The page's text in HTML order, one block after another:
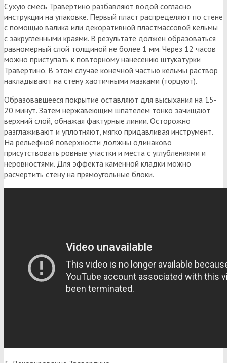
Сухую смесь Травертино разбавляют водой согласно
инструкции на упаковке. Первый пласт распределяют по стене
с помощью валика или декоративной пластмассовой кельмы
с закругленными краями. В результате должен образоваться
равномерный слой толщиной не более 1 мм. Через 12 часов
можно приступать к повторному нанесению штукатурки
Травертино. В этом случае конечной частью кельмы раствор
накладывают на стену хаотичными мазками (торцуют).
Образовавшееся покрытие оставляют для высыхания на 15-
20 минут. Затем нержавеющим шпателем тонко зачищают
верхний слой, обнажая фактурные линии. Осторожно
разглаживают и уплотняют, мягко придавливая инструмент.
На рельефной поверхности должны одинаково
присутствовать ровные участки и места с углублениями и
неровностями. Для эффекта каменной кладки можно
расчертить стену на прямоугольные блоки.